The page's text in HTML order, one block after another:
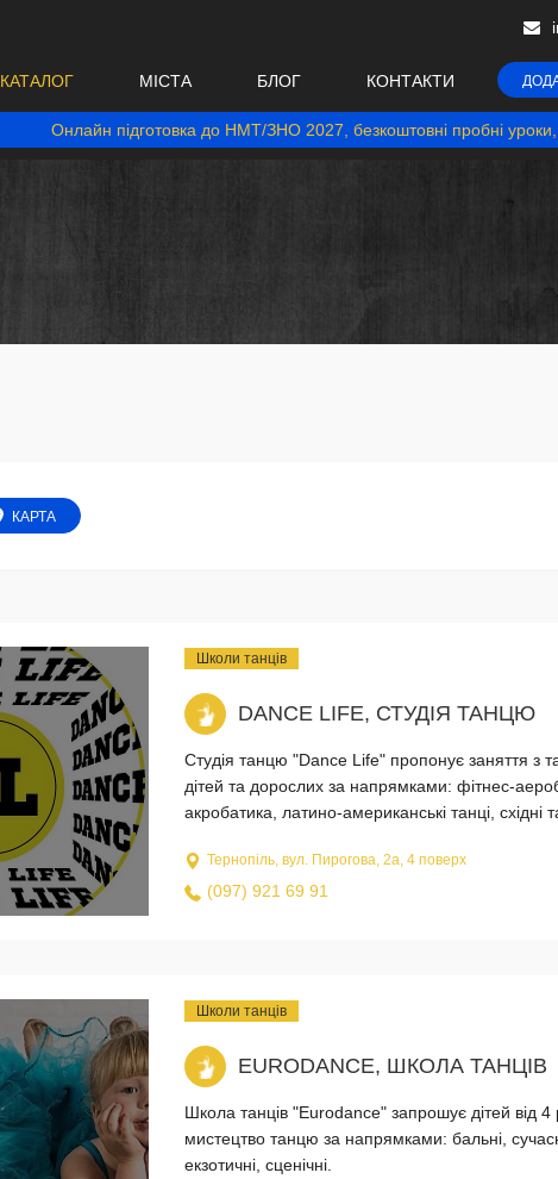
КАТАЛОГ МІСТА БЛОГ КОНТАКТИ
Онлайн підготовка до НМТ/ЗНО 2027, безкоштовні пробні
КАРТА
Школи танців
DANCE LIFE, СТУДІЯ ТАНЦЮ
Студія танцю "Dance Life" пропонує заняття з
дітей та дорослих за напрямками: фітнес-
акробатика, латино-американські танці, східні
Тернопіль, вул. Пирогова, 2а, 4 поверх
(097) 921 69 91
Школи танців
EURODANCE, ШКОЛА ТАНЦІВ
Школа танців "Eurodance" запрошує дітей від 4
мистецтво танцю за напрямками: бальні,
екзотичні, сценічні.